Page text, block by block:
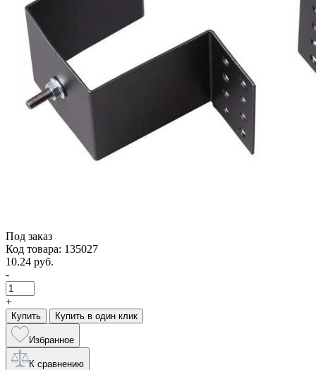
Под заказ
Код товара: 135027
10.24 руб.
-
+
Купить Купить в один клик
Избранное
К сравнению